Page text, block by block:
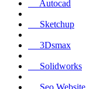
Autocad
Sketchup
3Dsmax
Solidworks
Seo Website